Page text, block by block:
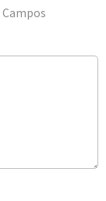
Campos